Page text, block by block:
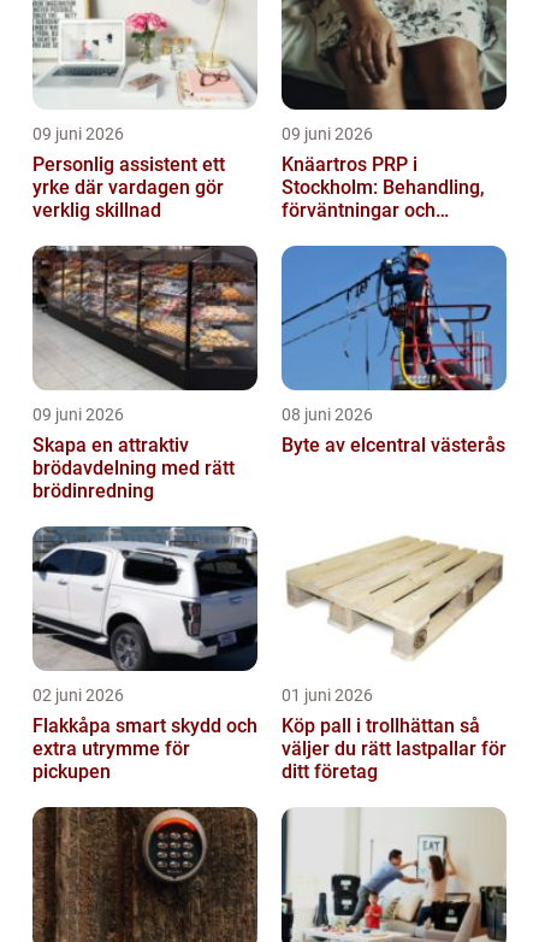
09 juni 2026
Personlig assistent ett
yrke där vardagen gör
verklig skillnad
09 juni 2026
Knäartros PRP i
Stockholm: Behandling,
förväntningar och
09 juni 2026
Skapa en attraktiv
brödavdelning med rätt
brödinredning
08 juni 2026
Byte av elcentral västerås
02 juni 2026
Flakkåpa smart skydd och
extra utrymme för
pickupen
01 juni 2026
Köp pall i trollhättan så
väljer du rätt lastpallar för
ditt företag